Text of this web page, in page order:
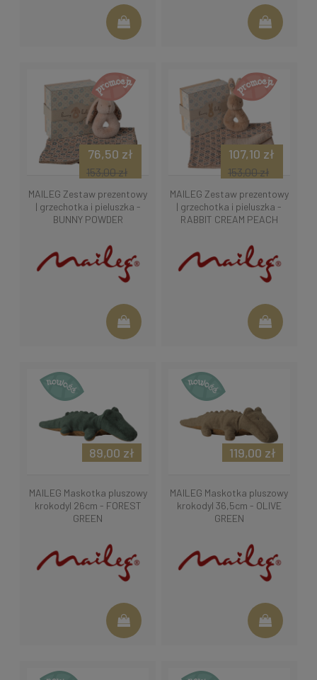
MAILEG Zestaw prezentowy
| grzechotka i pieluszka -
BUNNY POWDER
76,50 zł
153,00 zł
MAILEG Zestaw prezentowy
| grzechotka i pieluszka -
RABBIT CREAM PEACH
107,10 zł
153,00 zł
MAILEG Maskotka pluszowy
krokodyl 26cm - FOREST
GREEN
89,00 zł
MAILEG Maskotka pluszowy
krokodyl 36,5cm - OLIVE
GREEN
119,00 zł